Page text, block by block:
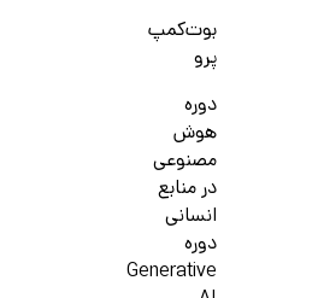
بوت‌کمپ
پرو
دوره
هوش
مصنوعی
در منابع
انسانی
دوره
Generative